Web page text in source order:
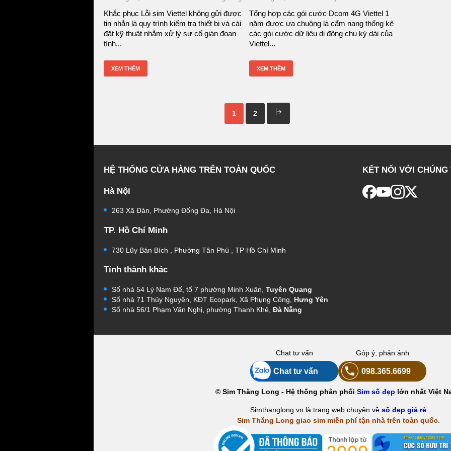
Khắc phục Lỗi sim Viettel không gửi được
tin nhắn là quy trình kiểm tra thiết bị và cài
đặt kỹ thuật nhằm xử lý sự cố gián đoạn
tính...
XEM THÊM
Tổng hợp các gói cước Dcom 4G Viettel 1
năm được ưa chuộng là cẩm nang thống kê
các gói cước dữ liệu di động chu kỳ dài của
Viettel...
XEM THÊM
1 2
HỆ THỐNG CỬA HÀNG TRÊN TOÀN QUỐC
Hà Nội
263 Xã Đàn, Phường Đống Đa, Hà Nội
TP. Hồ Chí Minh
730 Lũy Bán Bích , Phường Tân Phú , TP Hồ Chí Minh
Tỉnh thành khác
Số nhà 54 Lý Nam Đế, tổ 7 phường Minh Xuân, Tuyên Quang
Số nhà 71 Thủy Nguyên, KĐT Ecopark, Xã Phụng Công, Hưng Yên
Số nhà 56/1 Phạm Văn Nghị, phường Thanh Khê, Đà Nẵng
KẾT NỐI VỚI CHÚNG
Chat tư vấn
Chat tư vấn
Góp ý, phản ánh
098.365.6699
© Sim Thăng Long - Hệ thống phân phối Sim số đẹp lớn nhất Việt
Simthanglong.vn là trang web chuyên về số đẹp giá rẻ
Sim Thăng Long giao sim miễn phí tận nhà trên toàn quốc.